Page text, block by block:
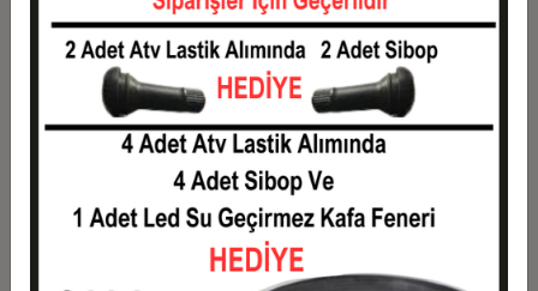
10
5.553,90 TL
55.539,00 TL
5.090,73 TL
55.998,00 TL
12
4.743,00 TL 56.916,00 TL
Taksit Tutarı
45.900,00 TL
45.900,00 TL